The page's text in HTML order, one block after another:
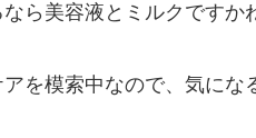
ら美容液とミルクですか
を模索中なので、気にな